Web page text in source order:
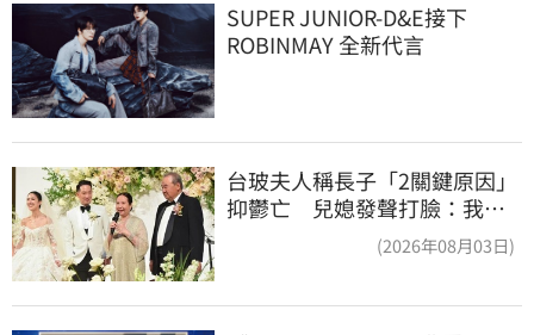
SUPER JUNIOR-D&E接下
ROBINMAY 全新代言
台玻夫人稱長子「2關鍵原因」
抑鬱亡 兒媳發聲打臉：我從
(2026年08月03日)